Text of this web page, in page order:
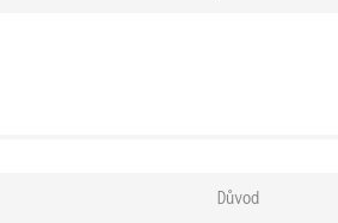
Důvod